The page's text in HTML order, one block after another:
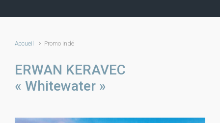
Accueil Promo indé
ERWAN KERAVEC
« Whitewater »